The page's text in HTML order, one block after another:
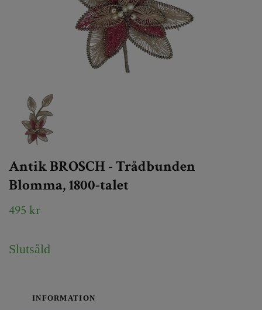
Antik BROSCH - Trådbunden
Blomma, 1800-talet
495 kr
Slutsåld
INFORMATION